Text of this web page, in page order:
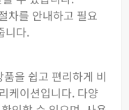
차를 안내하고 필요
니다.
을 쉽고 편리하게 비
케이션입니다. 다양